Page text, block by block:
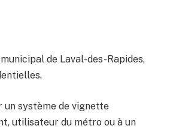
de Laval-des-Rapides,
un système de vignette
utilisateur du métro ou à un